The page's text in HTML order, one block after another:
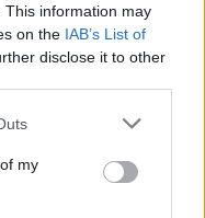
This information may
on the IAB’s List of
disclose it to other
one or more Google
You may click to
third-party tags to
in below Google
my
az élelmiszerek ára